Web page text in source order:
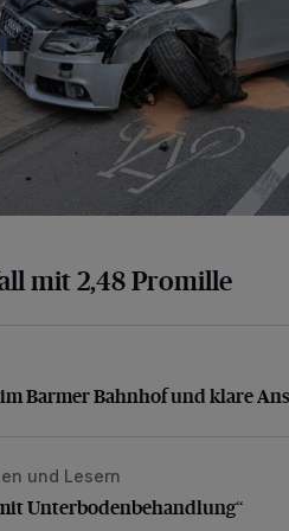
mit 2,48 Promille
Barmer Bahnhof und klare
Barmer Bahnhof und klare
Unterbodenbehandlung“
und Lesern
Unterbodenbehandlung“